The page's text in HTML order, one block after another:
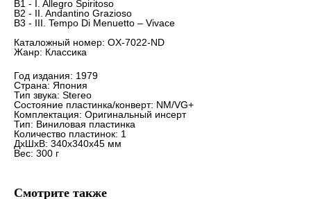
B1 - I. Allegro Spiritoso
B2 - II. Andantino Grazioso
B3 - III. Tempo Di Menuetto – Vivace
Каталожный номер: OX-7022-ND
Жанр: Классика
Год издания: 1979
Страна: Япония
Тип звука: Stereo
Состояние пластинка/конверт: NM/VG+
Комплектация: Оригинальный инсерт
Тип: Виниловая пластинка
Количество пластинок: 1
ДxШxВ: 340x340x45 мм
Вес: 300 г
Смотрите также